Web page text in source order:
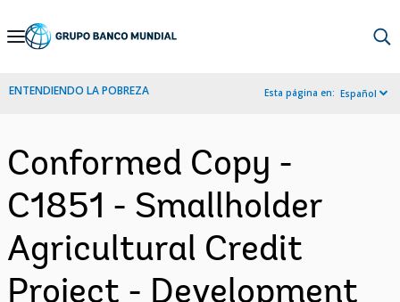
Skip
Navigation
ENTENDIENDO LA POBREZA Esta página en: Español
Conformed Copy -
C1851 - Smallholder
Agricultural Credit
Project - Development